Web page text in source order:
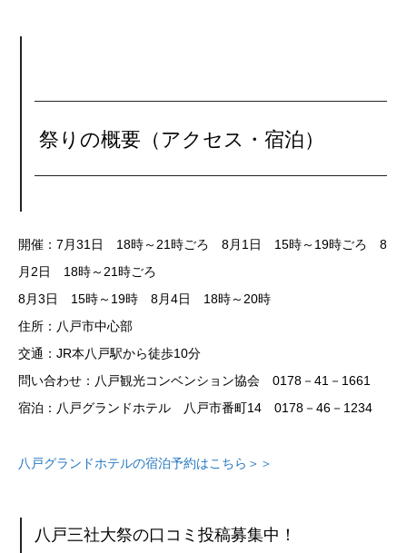
祭りの概要（アクセス・宿泊）
開催：7月31日 18時～21時ごろ 8月1日 15時～19時ごろ 8
月2日 18時～21時ごろ
8月3日 15時～19時 8月4日 18時～20時
住所：八戸市中心部
交通：JR本八戸駅から徒歩10分
問い合わせ：八戸観光コンベンション協会 0178－41－1661
宿泊：八戸グランドホテル 八戸市番町14 0178－46－1234
八戸グランドホテルの宿泊予約はこちら＞＞
八戸三社大祭の口コミ投稿募集中！